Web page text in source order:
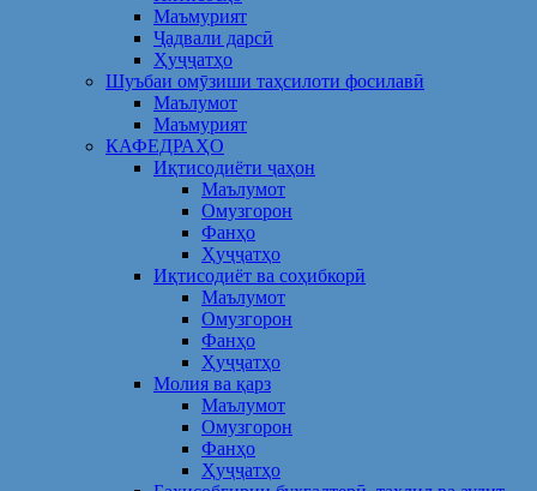
Маъмурият
Ҷадвали дарсӣ
Ҳуҷҷатҳо
Шуъбаи омӯзиши таҳсилоти фосилавӣ
Маълумот
Маъмурият
КАФЕДРАҲО
Иқтисодиёти ҷаҳон
Маълумот
Омузгорон
Фанҳо
Ҳуҷҷатҳо
Иқтисодиёт ва соҳибкорӣ
Маълумот
Омузгорон
Фанҳо
Ҳуҷҷатҳо
Молия ва қарз
Маълумот
Омузгорон
Фанҳо
Ҳуҷҷатҳо